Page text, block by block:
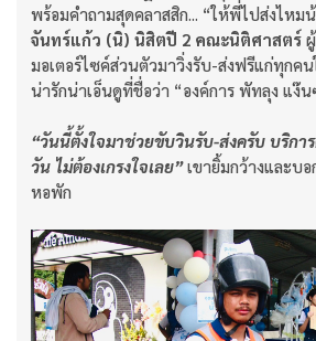
พร้อมคำถามสุดคลาสสิก... “ให้พี่ไปส่งไหมน้
จันทร์แก้ว (นิ) นิสิตปี 2 คณะนิติศาสตร์
มอเตอร์ไซค์ส่วนตัวมาวิ่งรับ-ส่งฟรีแก่ทุกคน
น่ารักน่าเอ็นดูที่ชื่อว่า “องค์การ พัทลุง แง๊น
“วันนี้ตั้งใจมาช่วยขับวินรับ-ส่งครับ บริกา
วัน ไม่ต้องเกรงใจเลย”เขายิ้มกว้างและบ
หอพัก